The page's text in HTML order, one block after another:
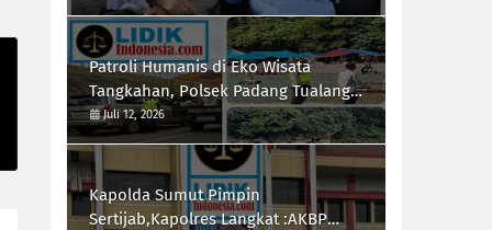
Ekonomi Masyarakat
Patroli Humanis di Eko Wisata
Tangkahan, Polsek Padang Tualang
Himbau Pengunjung Utamakan
Keselamatan
Juli 12, 2026
Kapolda Sumut Pimpin
Sertijab,Kapolres Langkat :AKBP